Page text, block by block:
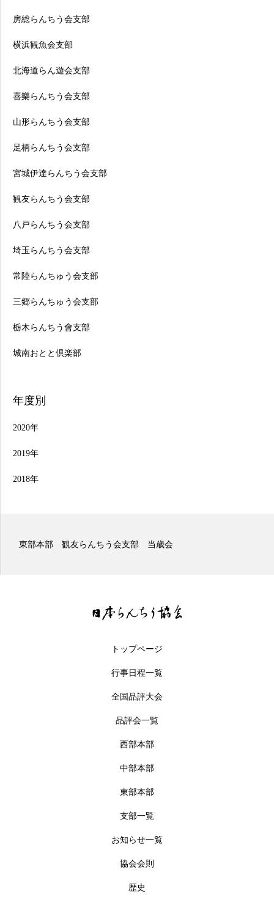
房総らんちう会支部
横浜観魚会支部
北海道らん遊会支部
喜樂らんちう会支部
山形らんちう会支部
足柄らんちう会支部
宮城伊達らんちう会支部
観友らんちう会支部
八戸らんちう会支部
埼玉らんちう会支部
常陸らんちゅう会支部
三郷らんちゅう会支部
栃木らんちう會支部
城南おとと倶楽部
年度別
2020年
2019年
2018年
東部本部 観友らんちう会支部 当歳会
トップページ
行事日程一覧
全国品評大会
品評会一覧
西部本部
中部本部
東部本部
支部一覧
お知らせ一覧
協会会則
歴史